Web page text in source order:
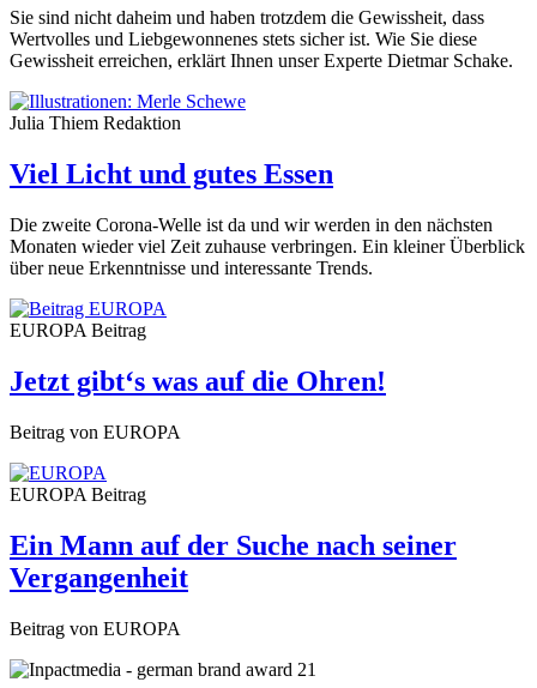
Sie sind nicht daheim und haben trotzdem die Gewissheit, dass
Wertvolles und Liebgewonnenes stets sicher ist. Wie Sie diese
Gewissheit erreichen, erklärt Ihnen unser Experte Dietmar Schake.
Julia Thiem Redaktion
Viel Licht und gutes Essen
Die zweite Corona-Welle ist da und wir werden in den nächsten
Monaten wieder viel Zeit zuhause verbringen. Ein kleiner Überblick
über neue Erkenntnisse und interessante Trends.
EUROPA Beitrag
Jetzt gibt‘s was auf die Ohren!
Beitrag von EUROPA
EUROPA Beitrag
Ein Mann auf der Suche nach seiner
Vergangenheit
Beitrag von EUROPA